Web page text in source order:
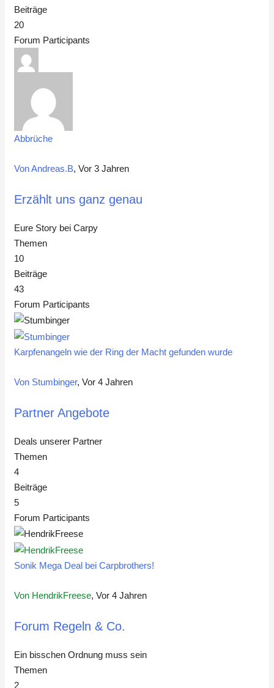
Beiträge
20
Forum Participants
Abbrüche
Von Andreas.B, Vor 3 Jahren
Erzählt uns ganz genau
Eure Story bei Carpy
Themen
10
Beiträge
43
Forum Participants
Karpfenangeln wie der Ring der Macht gefunden wurde
Von Stumbinger, Vor 4 Jahren
Partner Angebote
Deals unserer Partner
Themen
4
Beiträge
5
Forum Participants
Sonik Mega Deal bei Carpbrothers!
Von HendrikFreese, Vor 4 Jahren
Forum Regeln & Co.
Ein bisschen Ordnung muss sein
Themen
2